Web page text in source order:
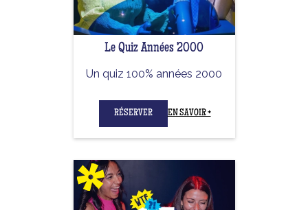
Le Quiz Années 2000
Un quiz 100% années 2000
RÉSERVER EN SAVOIR +